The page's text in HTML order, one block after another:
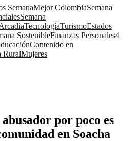
SemanaMejor ColombiaSemana
Semana
TecnologíaTurismoEstados
SostenibleFinanzas Personales4
Contenido en
RuralMujeres
por poco es
en Soacha